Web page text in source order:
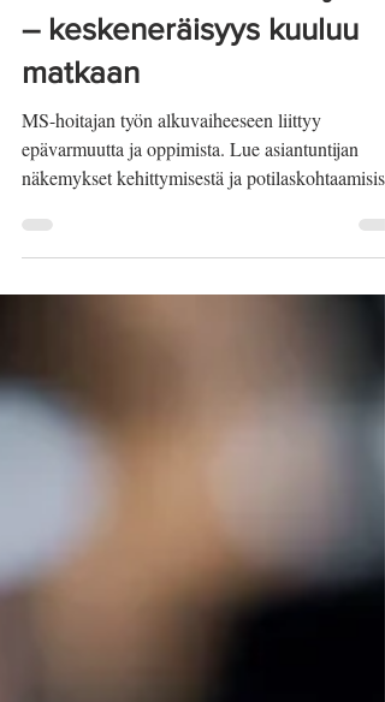
Ensiaskeleet MS-hoitajana
– keskeneräisyys kuuluu
matkaan
MS-hoitajan työn alkuvaiheeseen liittyy
epävarmuutta ja oppimista. Lue asiantuntijan
näkemykset kehittymisestä ja